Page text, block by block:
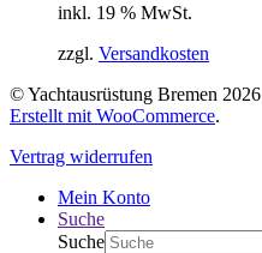
inkl. 19 % MwSt.
zzgl. Versandkosten
© Yachtausrüstung Bremen 2026
Erstellt mit WooCommerce.
Vertrag widerrufen
Mein Konto
Suche
Suche